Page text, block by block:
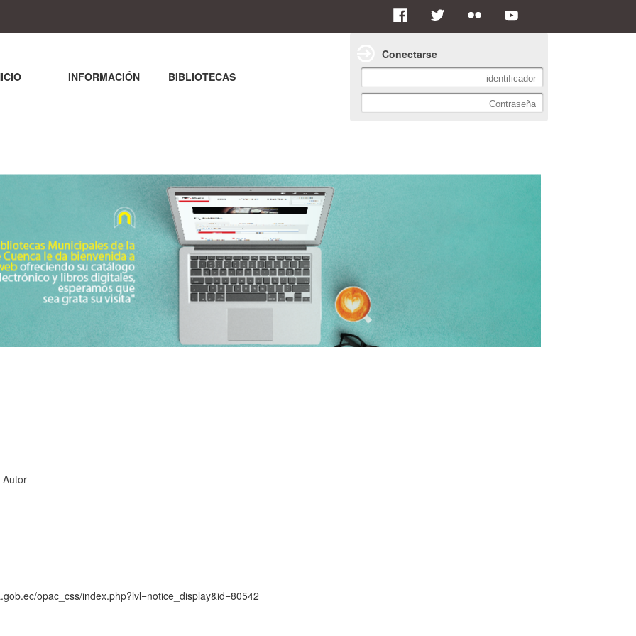
Autor
opac_css/index.php?lvl=notice_display&id=80542
INFORMACIÓN BIBLIOTECAS
Conectarse